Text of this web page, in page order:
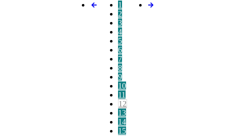
1
2
3
4
5
6
7
8
9
10
11
12
13
14
15